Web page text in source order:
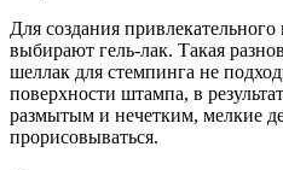
Для создания
выбирают гель-лак. Такая
шеллак для стемпинга не
поверхности штампа, в
размытым и нечетким, мелкие
прорисовываться.